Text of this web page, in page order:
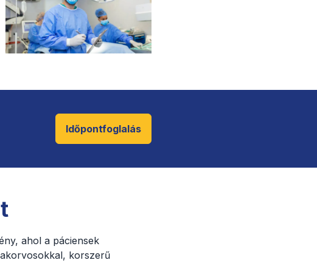
Időpontfoglalás
ahol a páciensek
korszerű